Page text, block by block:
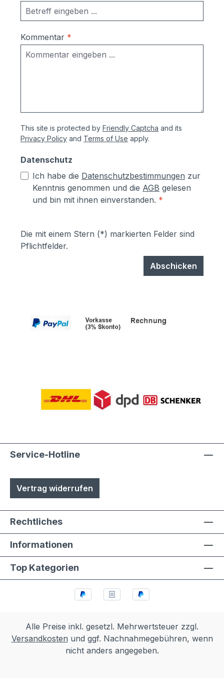
Kommentar *
This site is protected by Friendly Captcha and its
Privacy Policy and Terms of Use apply.
Datenschutz
Ich habe die Datenschutzbestimmungen zur
Kenntnis genommen und die AGB gelesen
und bin mit ihnen einverstanden. *
Die mit einem Stern (*) markierten Felder sind
Pflichtfelder.
Abschicken
Service-Hotline
Vertrag widerrufen
Rechtliches
Informationen
Top Kategorien
Alle Preise inkl. gesetzl. Mehrwertsteuer zzgl.
Versandkosten und ggf. Nachnahmegebühren, wenn
nicht anders angegeben.